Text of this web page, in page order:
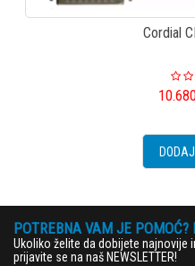
Cordial
POTREBNA VAM JE POMOĆ?
Ukoliko želite da dobijete
prijavite se na naš NEWSLETTER!